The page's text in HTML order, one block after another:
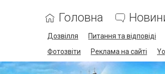
Головна
Дозвілля Питання та відповіді
Фотозвіти
Реклама на сайті